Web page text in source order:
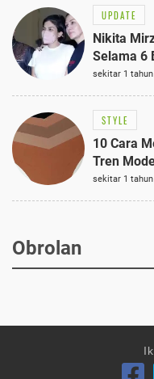
UPDATE
Nikita
Selama 6
sekitar 1
STYLE
10 Cara
Tren
sekitar 1
Obrolan